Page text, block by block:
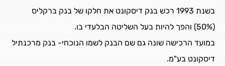
בשנת 1993 רכש בנק דיסקונט את חלקו של בנק ברקליס
(50%) והפך להיות בעל השליטה הבלעדי בו.
במועד הרכישה שונה גם שם הבנק לשמו הנוכחי- בנק מרכנתיל
דיסקונט בע"מ.